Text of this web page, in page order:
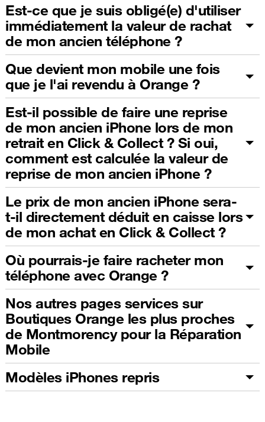
Est-ce que je suis obligé(e) d'utiliser
immédiatement la valeur de rachat
de mon ancien téléphone ?
Que devient mon mobile une fois
que je l'ai revendu à Orange ?
Est-il possible de faire une reprise
de mon ancien iPhone lors de mon
retrait en Click & Collect ? Si oui,
comment est calculée la valeur de
reprise de mon ancien iPhone ?
Le prix de mon ancien iPhone sera-
t-il directement déduit en caisse lors
de mon achat en Click & Collect ?
Où pourrais-je faire racheter mon
téléphone avec Orange ?
Nos autres pages services sur
Boutiques Orange les plus proches
de Montmorency pour la Réparation
Mobile
Modèles iPhones repris